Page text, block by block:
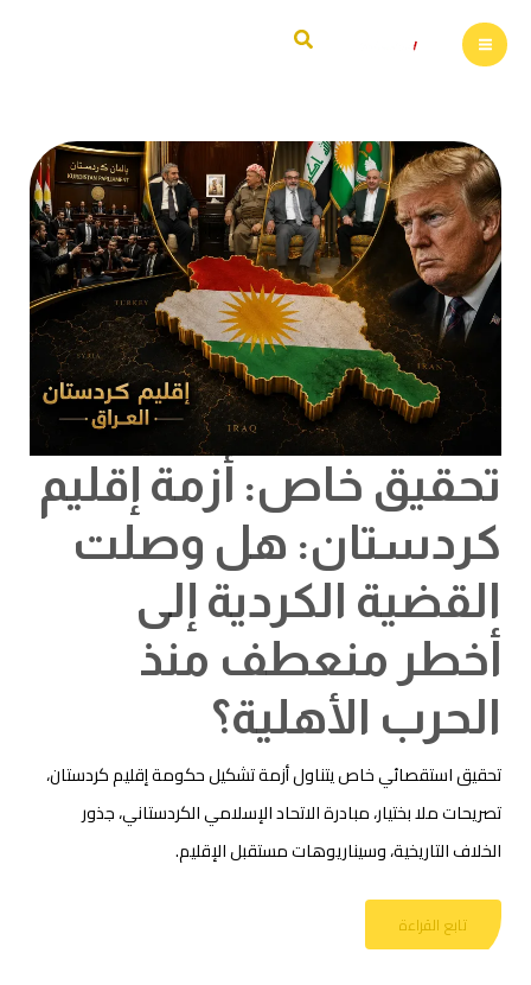
تخطي
إلى
البحث
تحقيق خاص: أزمة إقليم
كردستان: هل وصلت
القضية الكردية إلى
أخطر منعطف منذ
الحرب الأهلية؟
تحقيق استقصائي خاص يتناول أزمة تشكيل حكومة إقليم كردستان،
تصريحات ملا بختيار، مبادرة الاتحاد الإسلامي الكردستاني، جذور
الخلاف التاريخية، وسيناريوهات مستقبل الإقليم.
أزمة
إقليم
كردستان:
هل
وصلت
القضية
الكردية
إلى
أخطر
منعطف
منذ
الحرب
الأهلية؟
تابع القراءة